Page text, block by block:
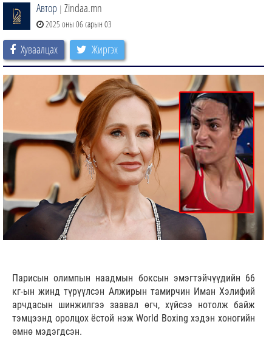
Автор | Zindaa.mn
2025 оны 06 сарын 03
Хуваалцах Жиргэх
Парисын олимпын наадмын боксын эмэгтэйчүүдийн 66
кг-ын жинд түрүүлсэн Алжирын тамирчин Иман Хэлифий
арчдасын шинжилгээ заавал өгч, хүйсээ нотолж байж
тэмцээнд оролцох ёстой нэжWorld Boxingхэдэн хоногийн
өмнө мэдэгдсэн.